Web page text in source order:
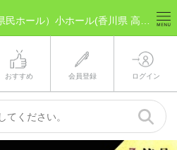
おすすめ 会員登録 ログイン